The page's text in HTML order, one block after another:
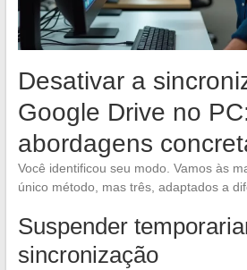
Desativar a
Google Drive no
abordagens
Você identificou seu modo. Vamos às
único método, mas três, adaptados a
Suspender
sincronização